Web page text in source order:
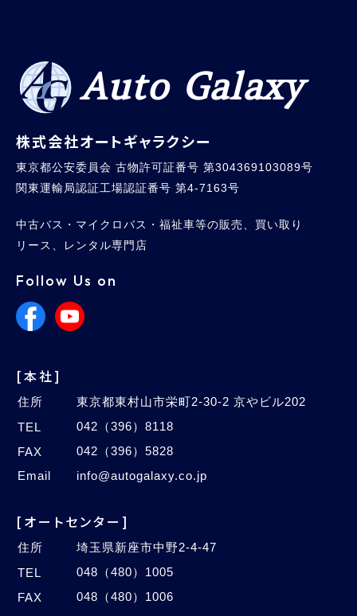
Auto Galaxy
株式会社オートギャラクシー
東京都公安委員会 古物許可証番号 第304369103089号
関東運輸局認証工場認証番号 第4-7163号
中古バス・マイクロバス・福祉車等の販売、買い取り
リース、レンタル専門店
Follow Us on
[本社]
住所
東京都東村山市栄町2-30-2 京やビル202
TEL
042（396）8118
FAX
042（396）5828
Email
info@autogalaxy.co.jp
[オートセンター]
住所
埼玉県新座市中野2-4-47
TEL
048（480）1005
FAX
048（480）1006